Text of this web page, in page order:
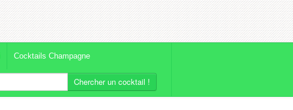
Cocktails Champagne
Chercher un cocktail !